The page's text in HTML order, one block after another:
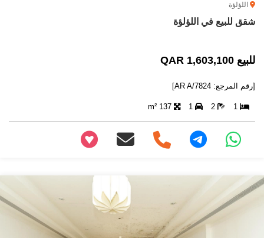
اللؤلؤة
شقق للبيع في اللؤلؤة
للبيع 1,603,100 QAR
[رقم المرجع: AR A/7824]
1
2
1
137 m²